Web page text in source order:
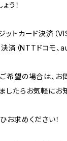
う！
トカード決済（
済（NTTドコモ、
望の場合は、お
したらお気軽にお知
お求めください！